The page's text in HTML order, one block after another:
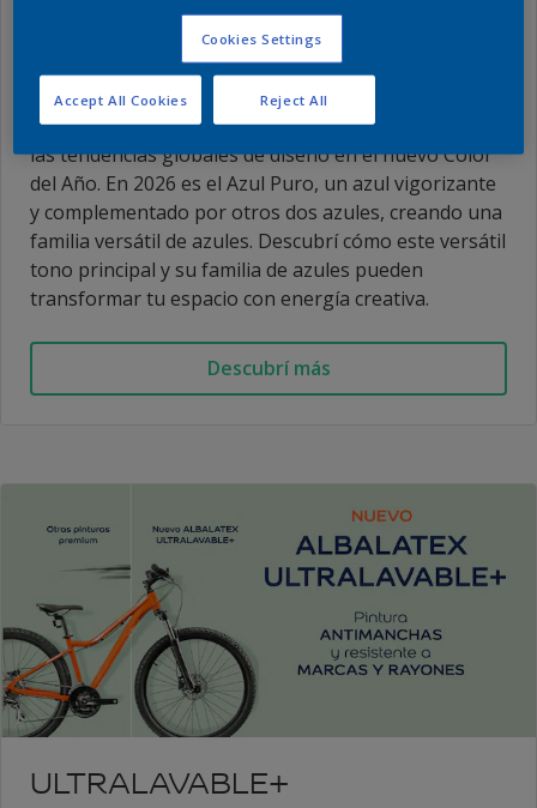
Color del Año Alba 2026 - Azul
Todos los años, los especialistas de Alba traducen
las tendencias globales de diseño en el nuevo Color
del Año. En 2026 es el Azul Puro, un azul vigorizante
y complementado por otros dos azules, creando una
familia versátil de azules. Descubrí cómo este versátil
tono principal y su familia de azules pueden
transformar tu espacio con energía creativa.
Descubrí más
ULTRALAVABLE+
Cookies Settings
Reject All
Accept All Cookies